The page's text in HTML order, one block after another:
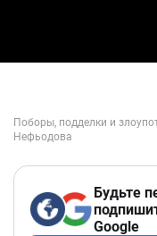
Будьте
Google